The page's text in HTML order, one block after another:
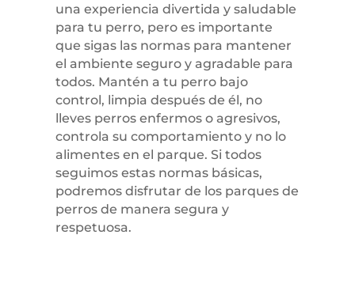
una experiencia divertida y saludable
para tu perro, pero es importante
que sigas las normas para mantener
el ambiente seguro y agradable para
todos. Mantén a tu perro bajo
control, limpia después de él, no
lleves perros enfermos o agresivos,
controla su comportamiento y no lo
alimentes en el parque. Si todos
seguimos estas normas básicas,
podremos disfrutar de los parques de
perros de manera segura y
respetuosa.